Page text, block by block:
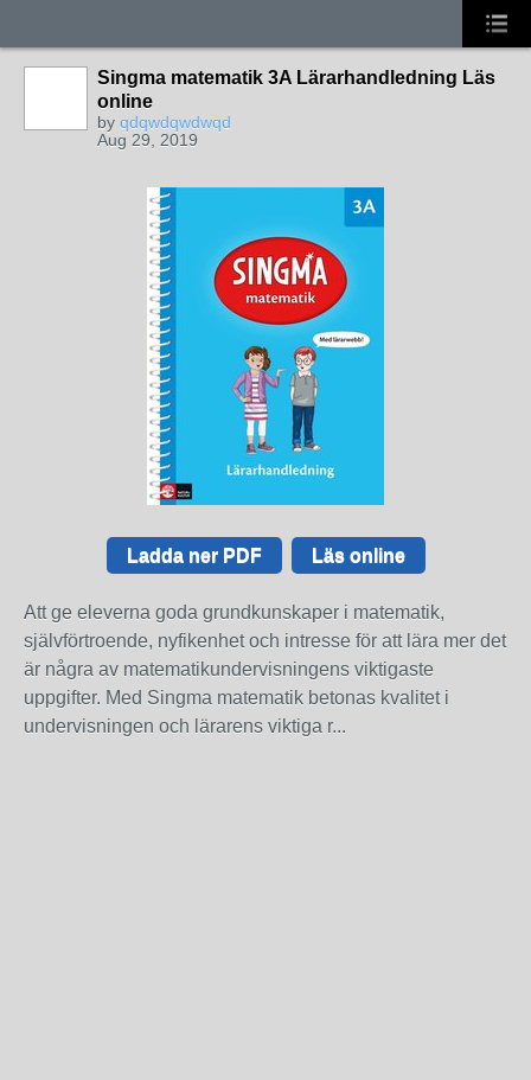
Singma matematik 3A Lärarhandledning Läs
online
by qdqwdqwdwqd
Aug 29, 2019
Ladda ner PDF Läs online
Att ge eleverna goda grundkunskaper i matematik,
självförtroende, nyfikenhet och intresse för att lära mer det
är några av matematikundervisningens viktigaste
uppgifter. Med Singma matematik betonas kvalitet i
undervisningen och lärarens viktiga r...